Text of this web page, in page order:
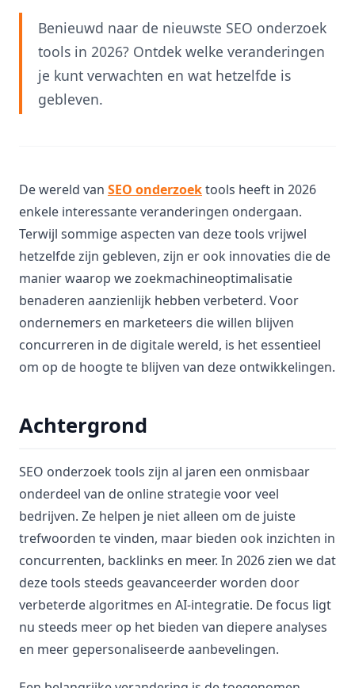
Benieuwd naar de nieuwste SEO onderzoek
tools in 2026? Ontdek welke veranderingen
je kunt verwachten en wat hetzelfde is
gebleven.
De wereld van SEO onderzoektools heeft in 2026
enkele interessante veranderingen ondergaan.
Terwijl sommige aspecten van deze tools vrijwel
hetzelfde zijn gebleven, zijn er ook innovaties die de
manier waarop we zoekmachineoptimalisatie
benaderen aanzienlijk hebben verbeterd. Voor
ondernemers en marketeers die willen blijven
concurreren in de digitale wereld, is het essentieel
om op de hoogte te blijven van deze ontwikkelingen.
Achtergrond
SEO onderzoek tools zijn al jaren een onmisbaar
onderdeel van de online strategie voor veel
bedrijven. Ze helpen je niet alleen om de juiste
trefwoorden te vinden, maar bieden ook inzichten in
concurrenten, backlinks en meer. In 2026 zien we dat
deze tools steeds geavanceerder worden door
verbeterde algoritmes en AI-integratie. De focus ligt
nu steeds meer op het bieden van diepere analyses
en meer gepersonaliseerde aanbevelingen.